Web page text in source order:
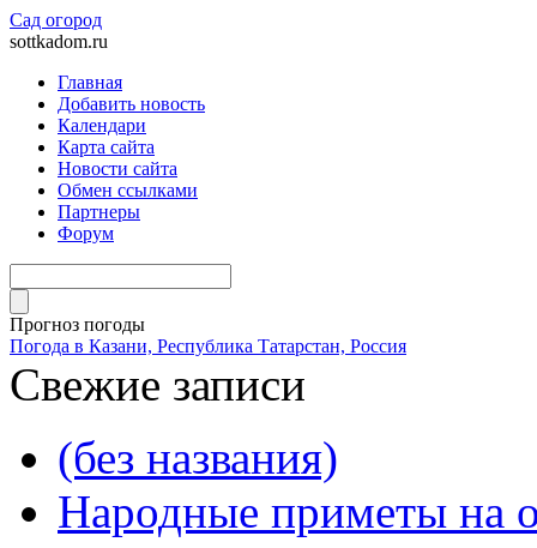
Сад огород
sottkadom.ru
Главная
Добавить новость
Календари
Карта сайта
Новости сайта
Обмен ссылками
Партнеры
Форум
Прогноз погоды
Погода в Казани, Республика Татарстан, Россия
Свежие записи
(без названия)
Народные приметы на